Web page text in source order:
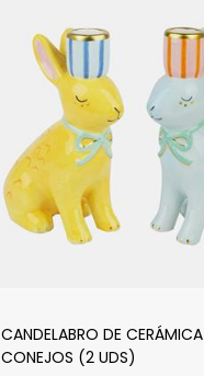
CANDELABRO DE CERÁMICA
CONEJOS (2 UDS)